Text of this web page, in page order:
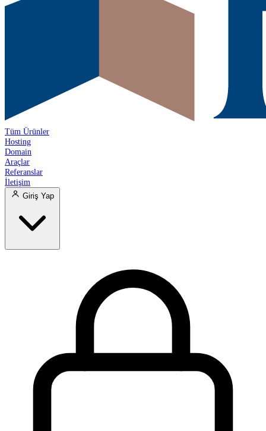
Tüm Ürünler
Hosting
Domain
Araçlar
Referanslar
İletişim
Giriş Yap